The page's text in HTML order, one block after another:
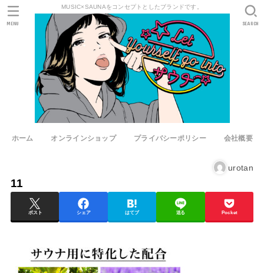
MUSIC×SAUNAをコンセプトとしたブランドです。
ホーム オンラインショップ プライバシーポリシー 会社概要
SEARCH
MENU
urotan
11
ポスト シェア はてブ 送る Pocket